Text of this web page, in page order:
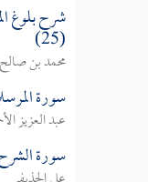
شرح بلوغ
(25)
محمد بن
سورة
عبد العزيز
سورة